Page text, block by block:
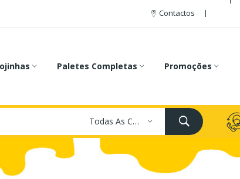
Contactos
Paletes Completas Promoções
Todas As Categorias